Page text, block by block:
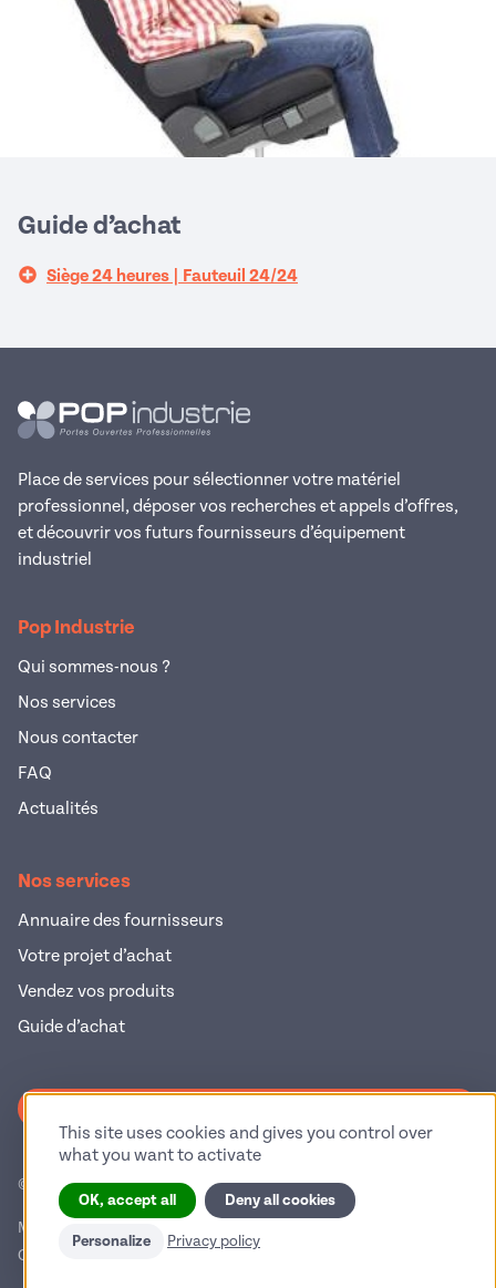
Guide d’achat
Siège 24 heures | Fauteuil 24/24
Place de services pour sélectionner votre matériel
professionnel, déposer vos recherches et appels d’offres,
et découvrir vos futurs fournisseurs d’équipement
industriel
Pop Industrie
Qui sommes-nous ?
Nos services
Nous contacter
FAQ
Actualités
Nos services
Annuaire des fournisseurs
Votre projet d’achat
Vendez vos produits
Guide d’achat
© 2026 Pop Industrie – Tous droits réservés
Mentions légales
Conditions générales d'utilisation
This site uses cookies and gives you control over
what you want to activate
OK, accept all Deny all cookies
Personalize Privacy policy